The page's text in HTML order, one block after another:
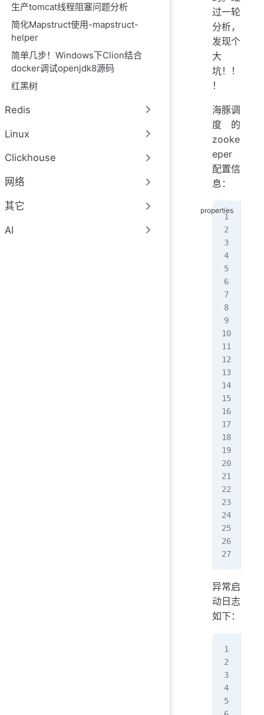
生产tomcat线程阻塞问题分析
简化Mapstruct使用-mapstruct-
helper
简单几步！Windows下Clion结合
docker调试openjdk8源码
红黑树
Redis
Linux
Clickhouse
网络
其它
AI
过一轮
分析，
发现个
大
坑！！
！
海豚调
度的
zooke
eper
配置信
息：
异常启
动日志
如下：